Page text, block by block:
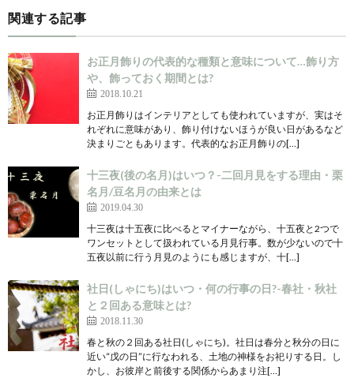
関連する記事
お正月飾りの代表的な種類と意味について…飾り方
や、飾っておく期間とは?
2018.10.21
お正月飾りはインテリアとしても使われていますが、実はそ
れぞれに意味があり、飾り付けないほうが良い日があるなど
決まりごともあります。代表的なお正月飾りの[…]
十三夜(後の名月)はいつ？-二回月見をする理由・栗
名月/豆名月の由来とは
2019.04.30
十三夜は十五夜に比べるとマイナーながら、十五夜と2つで
ワンセットとして扱われている月見行事。数が少ないので十
五夜以前に行う月見のようにも感じますが、十[…]
社日(しゃにち)はいつ・何の行事の日?-春社・秋社
と２回ある意味とは?
2018.11.30
春と秋の２回ある社日(しゃにち)。社日は春分と秋分の日に
近い“戊の日”に行なわれる、土地の神様をお祀りする日。し
かし、お彼岸と前後する関係からあまり注[…]